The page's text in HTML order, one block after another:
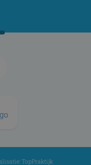
TopPraktijk